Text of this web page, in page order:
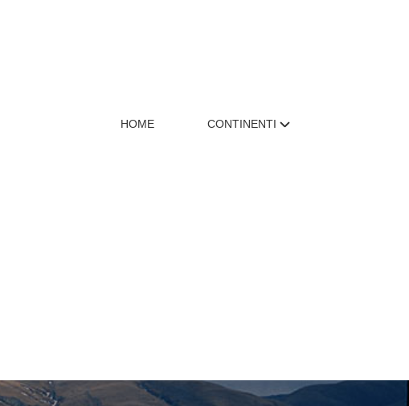
HOME CONTINENTI